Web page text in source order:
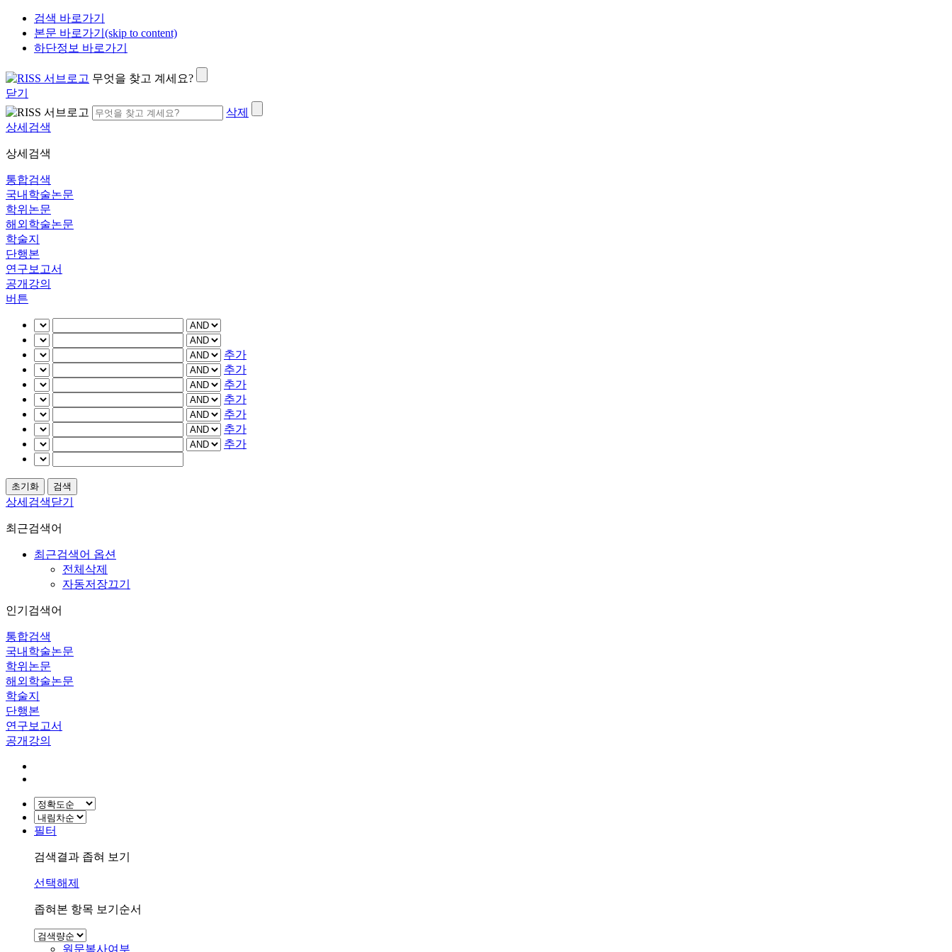
검색 바로가기
본문 바로가기(skip to content)
하단정보 바로가기
무엇을 찾고 계세요?
닫기
삭제
상세검색
상세검색
통합검색
국내학술논문
학위논문
해외학술논문
학술지
단행본
연구보고서
공개강의
버튼
추가
추가
추가
추가
추가
추가
추가
상세검색닫기
최근검색어
최근검색어 옵션
전체삭제
자동저장끄기
인기검색어
통합검색
국내학술논문
학위논문
해외학술논문
학술지
단행본
연구보고서
공개강의
필터
검색결과 좁혀 보기
선택해제
좁혀본 항목 보기순서
원문복사여부